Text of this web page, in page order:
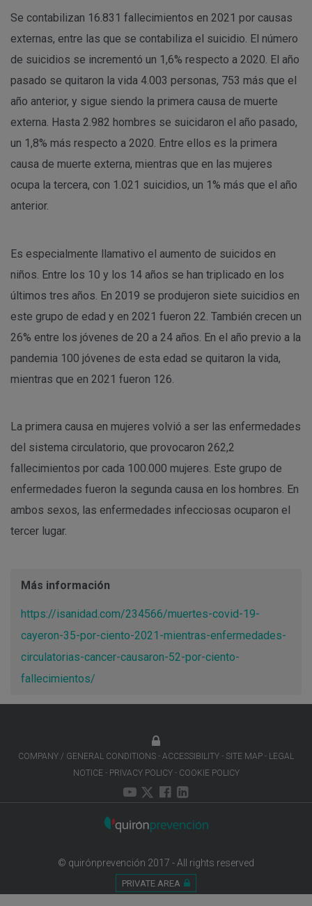
Se contabilizan 16.831 fallecimientos en 2021 por causas
externas, entre las que se contabiliza el suicidio. El número
de suicidios se incrementó un 1,6% respecto a 2020. El año
pasado se quitaron la vida 4.003 personas, 753 más que el
año anterior, y sigue siendo la primera causa de muerte
externa. Hasta 2.982 hombres se suicidaron el año pasado,
un 1,8% más respecto a 2020. Entre ellos es la primera
causa de muerte externa, mientras que en las mujeres
ocupa la tercera, con 1.021 suicidios, un 1% más que el año
anterior.
Es especialmente llamativo el aumento de suicidos en
niños. Entre los 10 y los 14 años se han triplicado en los
últimos tres años. En 2019 se produjeron siete suicidios en
este grupo de edad y en 2021 fueron 22. También crecen un
26% entre los jóvenes de 20 a 24 años. En el año previo a la
pandemia 100 jóvenes de esta edad se quitaron la vida,
mientras que en 2021 fueron 126.
La primera causa en mujeres volvió a ser las enfermedades
del sistema circulatorio, que provocaron 262,2
fallecimientos por cada 100.000 mujeres. Este grupo de
enfermedades fueron la segunda causa en los hombres. En
ambos sexos, las enfermedades infecciosas ocuparon el
tercer lugar.
Más información
https://isanidad.com/234566/muertes-covid-19-
cayeron-35-por-ciento-2021-mientras-enfermedades-
circulatorias-cancer-causaron-52-por-ciento-
fallecimientos/
COMPANY / GENERAL CONDITIONS ACCESSIBILITY SITE MAP
LEGAL
NOTICE
PRIVACY POLICY COOKIE POLICY
© quirónprevención 2017 - All rights reserved
PRIVATE AREA